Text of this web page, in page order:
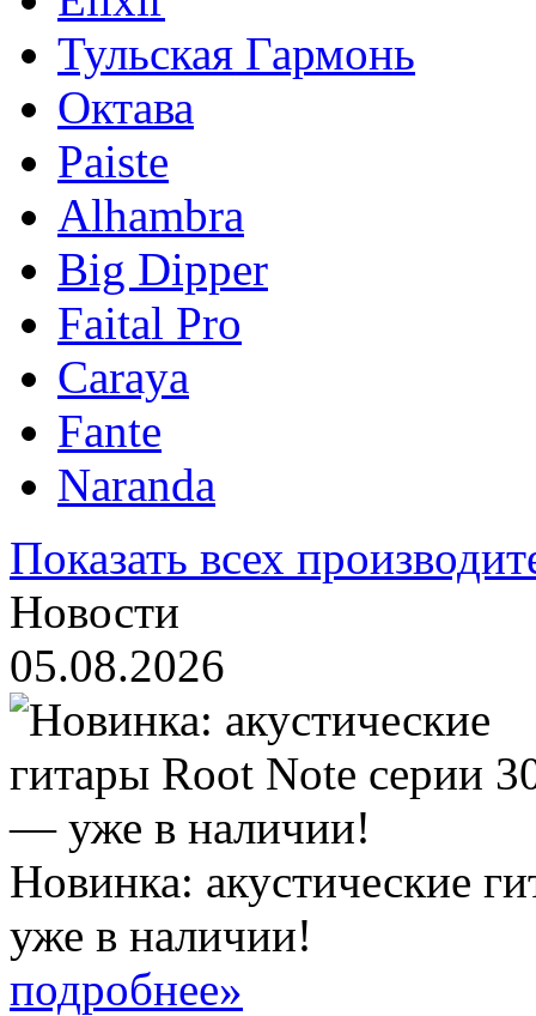
Тульская Гармонь
Октава
Paiste
Alhambra
Big Dipper
Faital Pro
Caraya
Fante
Naranda
Показать всех
Новости
05.08.2026
Новинка: акустические
уже в наличии!
подробнее»